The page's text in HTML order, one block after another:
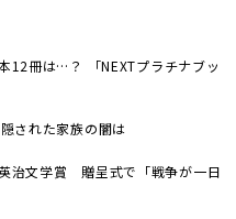
12冊は…？ 「NEXTプラチナブッ
された家族の闇は
治文学賞 贈呈式で「戦争が一日